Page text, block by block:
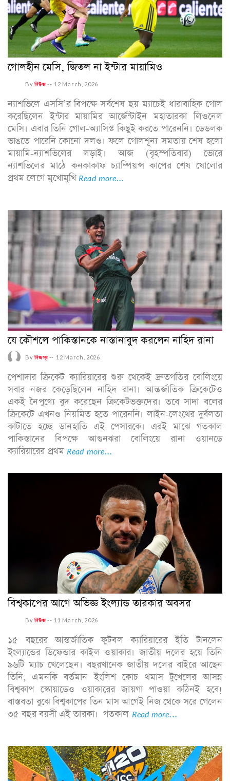
গোলহীন মেসি, জিতল না ইন্টার মায়ামিও
Byনিউজ -- 12 March, 2026
ন্যাশভিলে এসসি’র বিপক্ষে সর্বশেষ ছয় ম্যাচেই ধারাবাহিক গোল
করেছিলেন ইন্টার মায়ামির আর্জেন্টাইন মহাতারকা লিওনেল
মেসি। এবার তিনি গোল-অ্যাসিস্ট কিছুই করতে পারেননি। ডেডলক
ভাঙতে পারেনি কোনো দলও। ফলে গোলশূন্য সমতায় শেষ হলো
মায়ামি-ন্যাশভিলের লড়াই। আজ (বৃহস্পতিবার) ভোরে
ন্যাশভিলের মাঠে কনকাকাফ চ্যাম্পিয়ন্স কাপের শেষ ষোলোর
প্রথম লেগে মুখোমুখি Read more...
যে কৌশলে পাকিস্তানকে নাস্তানাবুদ করলেন নাহিদ রানা
Byনিজস্ব-- 12 March, 2026
পেশাদার ক্রিকেট ক্যারিয়ারের শুরু থেকেই দ্রুতগতির বোলিংয়ে
সবার নজর কেড়েছিলেন নাহিদ রানা। আন্তর্জাতিক ক্রিকেটেও
একই নৈপুণ্যে বুদ করেছেন ক্রিকেটভক্তদের। তবে সাদা বলের
ক্রিকেটে এখনও নিয়মিত হতে পারেননি। লাইন-লেংথের দুর্বলতা
কাটাতে হচ্ছে ডানহাতি এই পেসারকে। এরই মাঝে গতকাল
পাকিস্তানের বিপক্ষে আগুনঝরা বোলিংয়ে রানা ওয়ানডে
ক্যারিয়ারের প্রথম Read more...
বিশ্বকাপের আগে অভিজ্ঞ ইংল্যান্ড তারকার অবসর
Byনিউজ -- 11 March, 2026
১৫ বছরের আন্তর্জাতিক ফুটবল ক্যারিয়ারের ইতি টানলেন
ইংল্যান্ডের ডিফেন্ডার কাইল ওয়াকার। জাতীয় দলের হয়ে তিনি
৯৬টি ম্যাচ খেলেছেন। বছরখানেক জাতীয় দলের বাইরে আছেন
তিনি, এমনকি বর্তমান ইংলিশ কোচ থমাস টুখেলের আসন্ন
বিশ্বকাপ স্কোয়াডেও ওয়াকারের জায়গা পাওয়া কঠিনই হবে!
বাস্তবতা বুঝে বিশ্বকাপের তিন মাস আগেই নিজ থেকে সরে গেলেন
৩৫ বছর বয়সী এই তারকা। গতকাল Read more...